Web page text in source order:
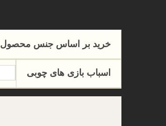
خرید بر اساس جنس محصول
اسباب بازی های چوبی